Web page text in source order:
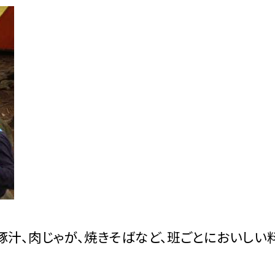
、肉じゃが、焼きそばなど、班ごとにおいしい